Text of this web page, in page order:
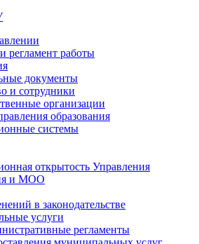
регламент работы
документы
и сотрудники
организации
образования
системы
открытость Управления
и МОО
в законодательстве
услуги
регламенты